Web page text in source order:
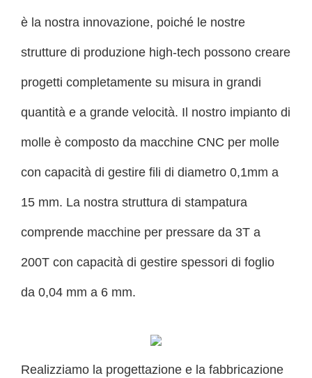
è la nostra innovazione, poiché le nostre
strutture di produzione high-tech possono creare
progetti completamente su misura in grandi
quantità e a grande velocità. Il nostro impianto di
molle è composto da macchine CNC per molle
con capacità di gestire fili di diametro 0,1mm a
15 mm. La nostra struttura di stampatura
comprende macchine per pressare da 3T a
200T con capacità di gestire spessori di foglio
da 0,04 mm a 6 mm.
Realizziamo la progettazione e la fabbricazione